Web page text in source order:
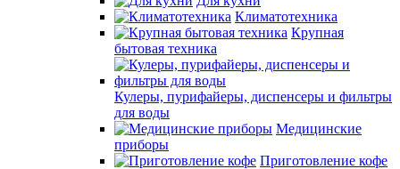
Климатотехника
Крупная
бытовая техника
Кулеры, пурифайеры, диспенсеры и фильтры
для воды
Медицинские
приборы
Приготовление кофе